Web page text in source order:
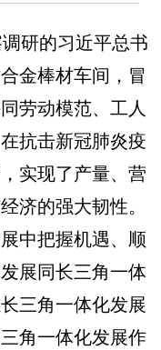
研的习近平总书
金棒材车间，冒
劳动模范、工人
抗击新冠肺炎疫
实现了产量、营
济的强大韧性。
中把握机遇、顺
展同长三角一体
三角一体化发展
角一体化发展作